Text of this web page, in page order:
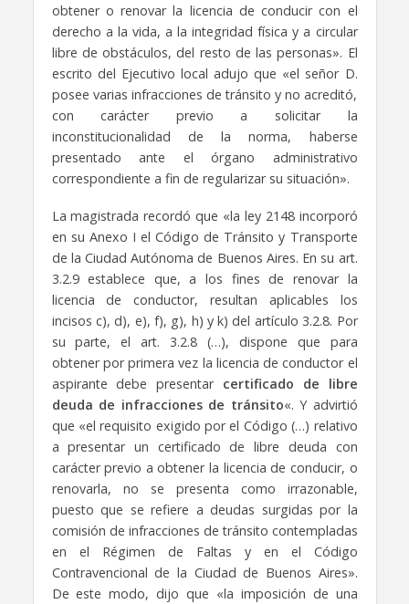
obtener o renovar la licencia de conducir con el
derecho a la vida, a la integridad física y a circular
libre de obstáculos, del resto de las personas». El
escrito del Ejecutivo local adujo que «el señor D.
posee varias infracciones de tránsito y no acreditó,
con carácter previo a solicitar la
inconstitucionalidad de la norma, haberse
presentado ante el órgano administrativo
correspondiente a fin de regularizar su situación».
La magistrada recordó que «la ley 2148 incorporó
en su Anexo I el Código de Tránsito y Transporte
de la Ciudad Autónoma de Buenos Aires. En su art.
3.2.9 establece que, a los fines de renovar la
licencia de conductor, resultan aplicables los
incisos c), d), e), f), g), h) y k) del artículo 3.2.8. Por
su parte, el art. 3.2.8 (…), dispone que para
obtener por primera vez la licencia de conductor el
aspirante debe presentarcertificado de libre
deuda de infracciones de tránsito«. Y advirtió
que «el requisito exigido por el Código (…) relativo
a presentar un certificado de libre deuda con
carácter previo a obtener la licencia de conducir, o
renovarla, no se presenta como irrazonable,
puesto que se refiere a deudas surgidas por la
comisión de infracciones de tránsito contempladas
en el Régimen de Faltas y en el Código
Contravencional de la Ciudad de Buenos Aires».
De este modo, dijo que «la imposición de una